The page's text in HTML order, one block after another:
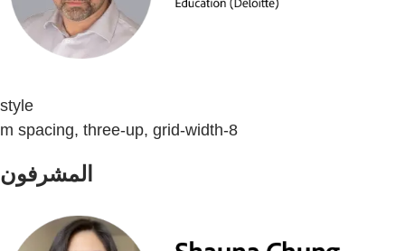
style
m spacing, three-up, grid-width-8
المشرفون